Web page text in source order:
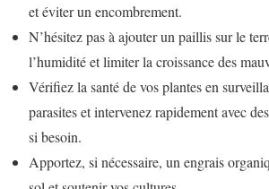
et éviter un encombrement.
N’hésitez pas à ajouter un paillis sur le
l’humidité et limiter la croissance des
Vérifiez la santé de vos plantes en
parasites et intervenez rapidement avec
si besoin.
Apportez, si nécessaire, un engrais